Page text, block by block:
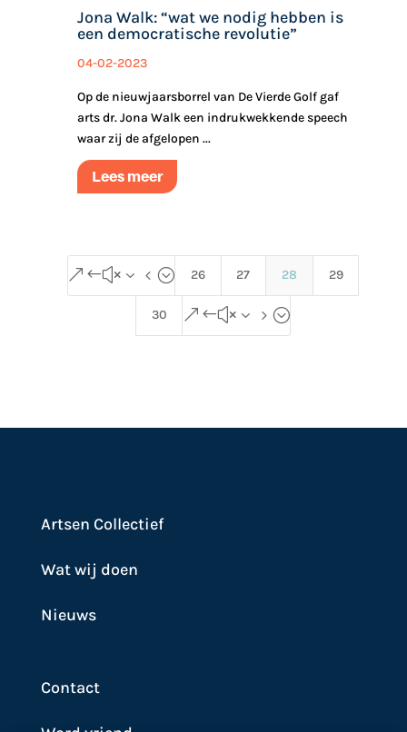
Jona Walk: “wat we nodig hebben is
een democratische revolutie”
04-02-2023
Op de nieuwjaarsborrel van De Vierde Golf gaf
arts dr. Jona Walk een indrukwekkende speech
waar zij de afgelopen ...
Lees meer
&#x34; 26 27 28 29
30 &#x35;
Artsen Collectief
Wat wij doen
Nieuws
Contact